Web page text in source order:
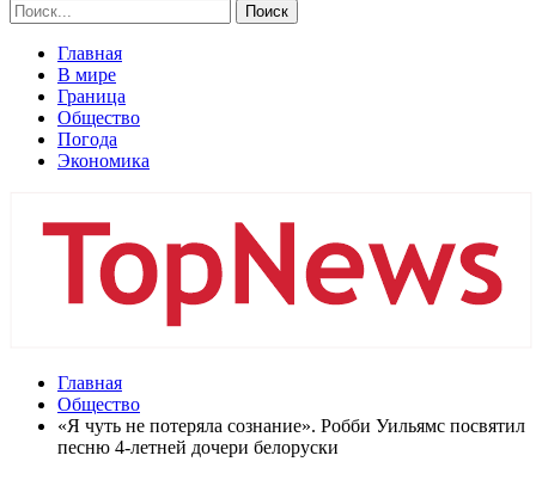
Главная
В мире
Граница
Общество
Погода
Экономика
Главная
Общество
«Я чуть не потеряла сознание». Робби Уильямс посвятил
песню 4-летней дочери белоруски